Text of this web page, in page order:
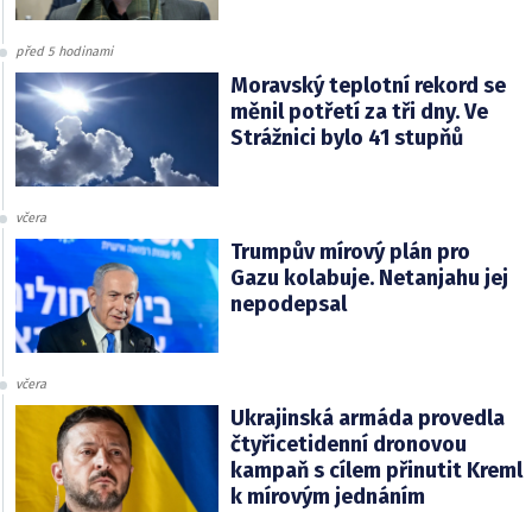
před 5 hodinami
Moravský teplotní rekord se
měnil potřetí za tři dny. Ve
Strážnici bylo 41 stupňů
včera
Trumpův mírový plán pro
Gazu kolabuje. Netanjahu jej
nepodepsal
včera
Ukrajinská armáda provedla
čtyřicetidenní dronovou
kampaň s cílem přinutit Kreml
k mírovým jednáním